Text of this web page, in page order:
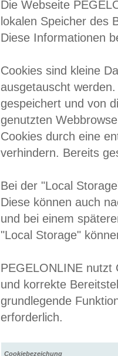
Die Webseite
lokalen Speicher des
Diese Informationen
Cookies sind kleine
ausgetauscht
gespeichert und von
genutzten
Cookies durch eine
verhindern. Bereits
Bei der "Local
Diese können auch
und bei einem
"Local Storage"
PEGELONLINE nutzt
und korrekte
grundlegende
erforderlich.
Cookiebezeichung